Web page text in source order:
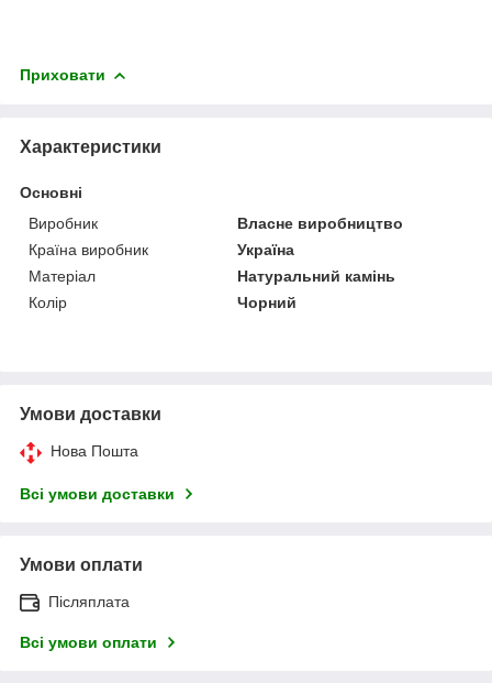
Приховати
Характеристики
Основні
Виробник
Власне виробництво
Країна виробник
Україна
Матеріал
Натуральний камінь
Колір
Чорний
Умови доставки
Нова Пошта
Всі умови доставки
Умови оплати
Післяплата
Всі умови оплати